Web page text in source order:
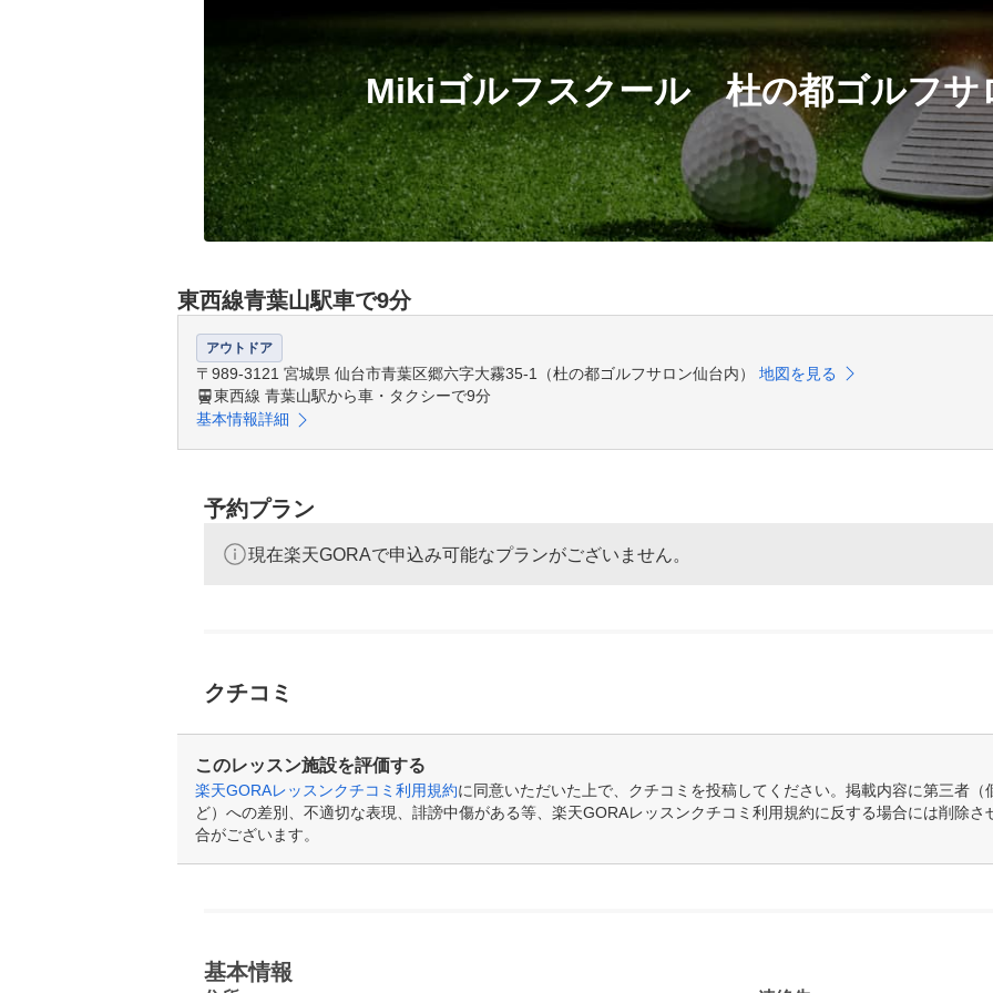
Mikiゴルフスクール 杜の都ゴルフサ
東西線青葉山駅車で9分
アウトドア
〒989-3121 宮城県 仙台市青葉区郷六字大霧35-1（杜の都ゴルフサロン仙台内） 地図を見る
東西線 青葉山駅から車・タクシーで9分
基本情報詳細
予約プラン
現在楽天GORAで申込み可能なプランがございません。
クチコミ
このレッスン施設を評価する
楽天GORAレッスンクチコミ利用規約に同意いただいた上で、クチコミを投稿してください。掲載内容に第三者（
ど）への差別、不適切な表現、誹謗中傷がある等、楽天GORAレッスンクチコミ利用規約に反する場合には削除さ
合がございます。
基本情報